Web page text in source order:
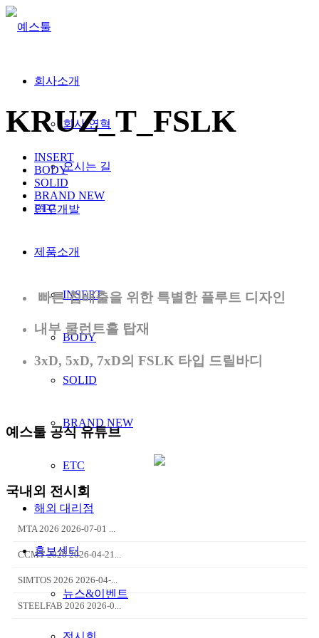
회사소개
회사 연혁
오시는 길
연구개발
제품소개
INSERT
BODY
SOLID
BRAND NEW
ETC
해외 대리점
홍보센터
뉴스&이벤트
KRUZ_T_FSLK
INSERT
BODY
SOLID
BRAND NEW
ETC
빠른 칩배출을 위한 특별한 플루트 디자인
내부 쿨런트홀 탑재
3xD, 5xD, 7xD의 FSLK 타입 드릴바디
예스툴 공식 유튜브
국내외 전시회
MTA 2026 2026-07-01 ...
CCMT 2026 2026-04-21...
SIMTOS 2026 2026-04-...
STEELFAB 2026 2026-0...